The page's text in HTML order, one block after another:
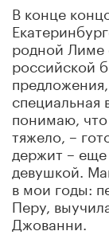
В конце
родной Лиме
российской
специальная
понимаю, что
тяжело, –
держит – еще
девушкой.
в мои годы:
Перу,
Джованни.